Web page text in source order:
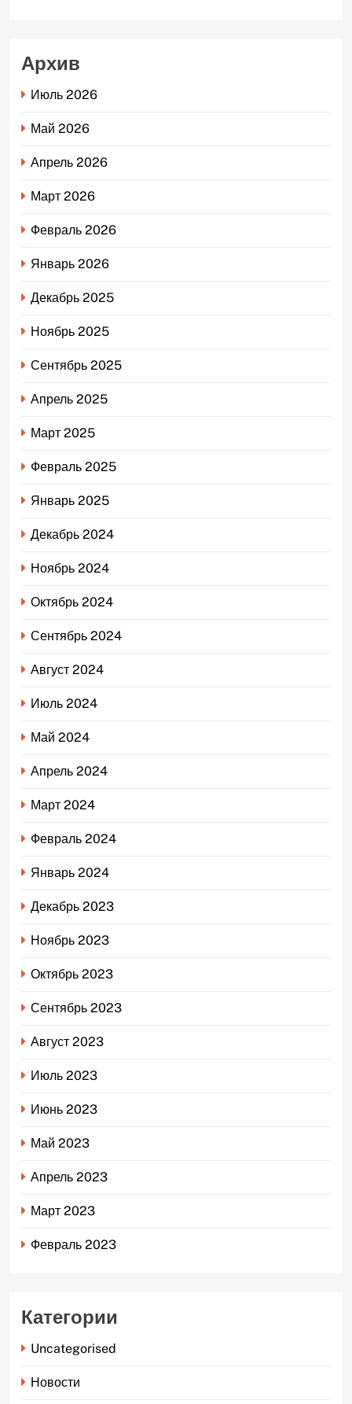
Архив
Июль 2026
Май 2026
Апрель 2026
Март 2026
Февраль 2026
Январь 2026
Декабрь 2025
Ноябрь 2025
Сентябрь 2025
Апрель 2025
Март 2025
Февраль 2025
Январь 2025
Декабрь 2024
Ноябрь 2024
Октябрь 2024
Сентябрь 2024
Август 2024
Июль 2024
Май 2024
Апрель 2024
Март 2024
Февраль 2024
Январь 2024
Декабрь 2023
Ноябрь 2023
Октябрь 2023
Сентябрь 2023
Август 2023
Июль 2023
Июнь 2023
Май 2023
Апрель 2023
Март 2023
Февраль 2023
Категории
Uncategorised
Новости